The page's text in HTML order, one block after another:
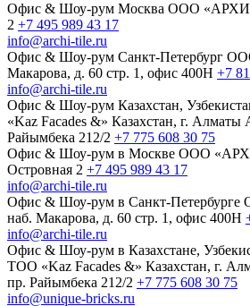
Офис & Шоу-рум Москва ООО
2 +7 495 989 43 17
info@archi-tile.ru
Офис & Шоу-рум Санкт-Петербург
Макарова, д. 60 стр. 1, офис 400Н +7
info@archi-tile.ru
Офис & Шоу-рум Казахстан,
«Kaz Facades &» Казахстан, г. Алматы
Райымбека 212/2 +7 775 608 30 75
Офис & Шоу-рум в Москве ООО
Островная 2 +7 495 989 43 17
info@archi-tile.ru
Офис & Шоу-рум в Санкт-Петербурге
наб. Макарова, д. 60 стр. 1, офис 400Н
info@archi-tile.ru
Офис & Шоу-рум в Казахстане,
TOO «Kaz Facades &» Казахстан, г.
пр. Райымбека 212/2 +7 775 608 30 75
info@unique-bricks.ru